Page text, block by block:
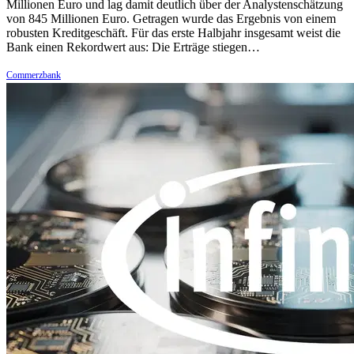
Millionen Euro und lag damit deutlich über der Analystenschätzung
von 845 Millionen Euro. Getragen wurde das Ergebnis von einem
robusten Kreditgeschäft. Für das erste Halbjahr insgesamt weist die
Bank einen Rekordwert aus: Die Erträge stiegen…
Commerzbank